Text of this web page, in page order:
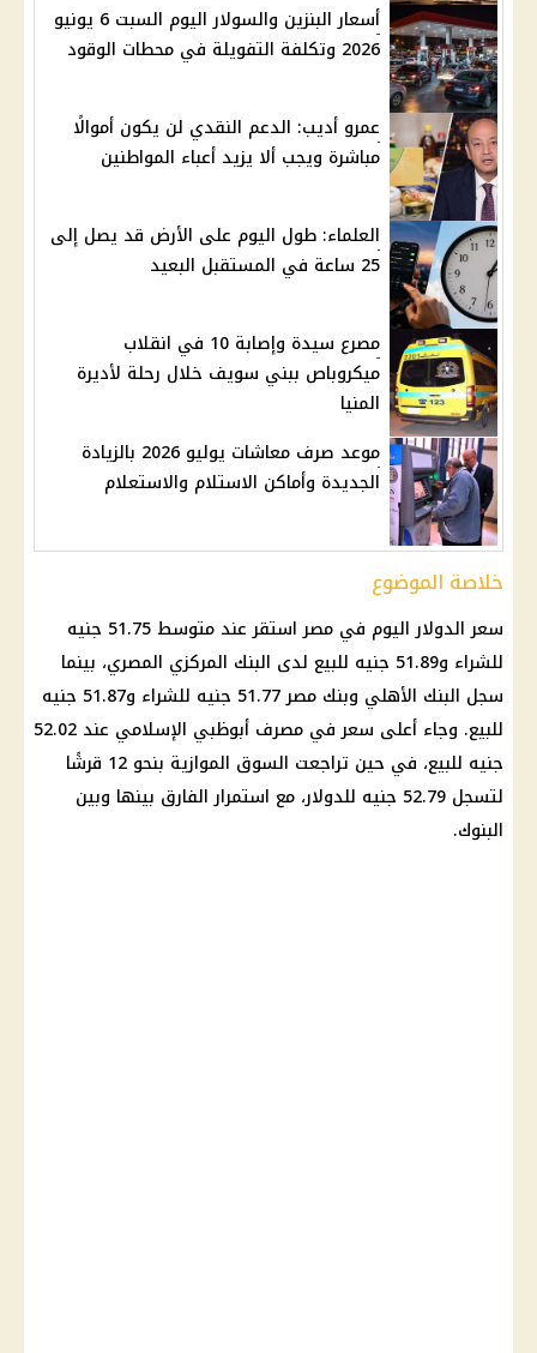
أسعار البنزين والسولار اليوم السبت 6 يونيو
2026 وتكلفة التفويلة في محطات الوقود
عمرو أديب: الدعم النقدي لن يكون أموالًا
مباشرة ويجب ألا يزيد أعباء المواطنين
العلماء: طول اليوم على الأرض قد يصل إلى
25 ساعة في المستقبل البعيد
مصرع سيدة وإصابة 10 في انقلاب
ميكروباص ببني سويف خلال رحلة لأديرة
المنيا
موعد صرف معاشات يوليو 2026 بالزيادة
الجديدة وأماكن الاستلام والاستعلام
خلاصة الموضوع
سعرالدولار اليوم في مصر
استقر عند متوسط 51.75 جنيه
للشراء و51.89 جنيه للبيع لدى
البنك المركزي المصري، بينما
سجل البنك الأهلي
وبنك مصر 51.77 جنيه للشراء و51.87 جنيه
للبيع. وجاء أعلى سعر في مصرف أبوظبي الإسلامي عند 52.02
جنيه للبيع، في حين تراجعت السوق الموازية بنحو 12 قرشًا
لتسجل 52.79 جنيه للدولار، مع استمرار الفارق بينها وبين
البنوك.